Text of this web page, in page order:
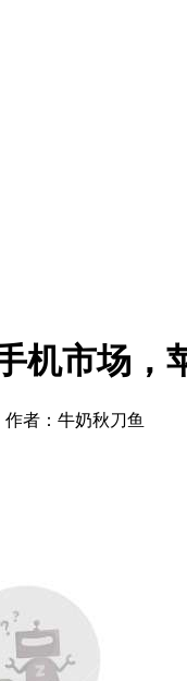
机市场，
作者：牛奶秋刀鱼